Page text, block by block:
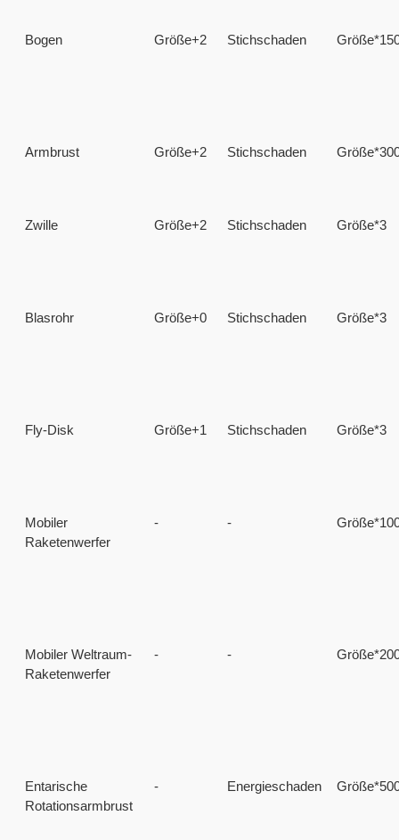
Bogen Größe+2 Stichschaden
Armbrust Größe+2 Stichschaden
Zwille Größe+2 Stichschaden Größe*3
Blasrohr Größe+0 Stichschaden Größe*3
Fly-Disk Größe+1 Stichschaden Größe*3
Mobiler
Raketenwerfer
- -
Mobiler Weltraum-
Raketenwerfer
- -
Entarische
Rotationsarmbrust
- Energieschaden